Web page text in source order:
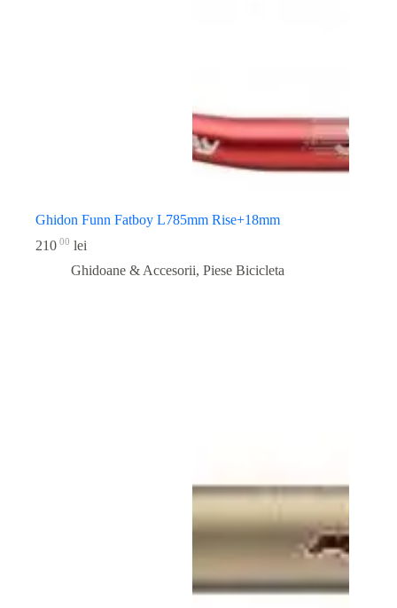
Ghidon Funn Fatboy L785mm Rise+18mm
210 00 lei
Ghidoane & Accesorii, Piese Bicicleta